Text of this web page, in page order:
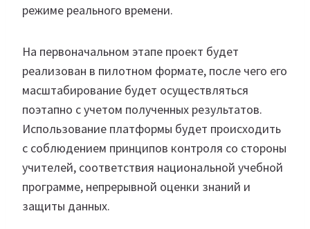
режиме реального времени.
На первоначальном этапе проект будет
реализован в пилотном формате, после чего его
масштабирование будет осуществляться
поэтапно с учетом полученных результатов.
Использование платформы будет происходить
с соблюдением принципов контроля со стороны
учителей, соответствия национальной учебной
программе, непрерывной оценки знаний и
защиты данных.